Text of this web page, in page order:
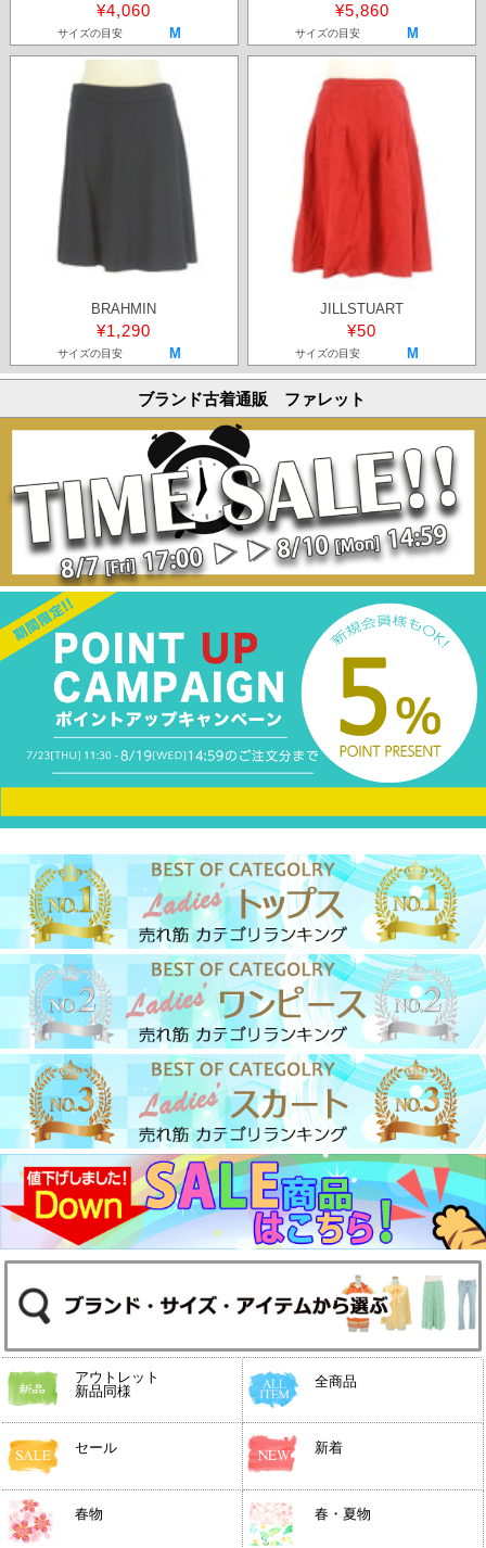
¥4,060
サイズの目安 M
¥5,860
サイズの目安 M
BRAHMIN
¥1,290
サイズの目安 M
JILLSTUART
¥50
サイズの目安 M
ブランド古着通販 ファレット
アウトレット
新品同様
全商品
セール 新着
春物 春・夏物